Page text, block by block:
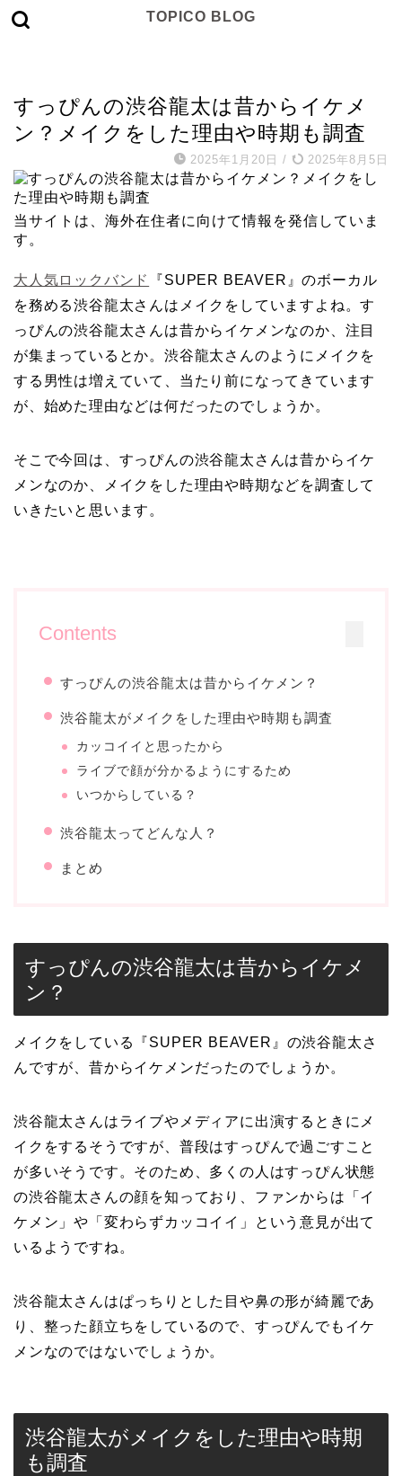
TOPICO BLOG
すっぴんの渋谷龍太は昔からイケメ
ン？メイクをした理由や時期も調査
2025年1月20日 / 2025年8月5日
当サイトは、海外在住者に向けて情報を発信していま
す。
大人気ロックバンド
『SUPER BEAVER』のボーカル
を務める渋谷龍太さんはメイクをしていますよね。す
っぴんの渋谷龍太さんは昔からイケメンなのか、注目
が集まっているとか。渋谷龍太さんのようにメイクを
する男性は増えていて、当たり前になってきています
が、始めた理由などは何だったのでしょうか。
そこで今回は、すっぴんの渋谷龍太さんは昔からイケ
メンなのか、メイクをした理由や時期などを調査して
いきたいと思います。
Contents
すっぴんの渋谷龍太は昔からイケメン？
渋谷龍太がメイクをした理由や時期も調査
カッコイイと思ったから
ライブで顔が分かるようにするため
いつからしている？
渋谷龍太ってどんな人？
まとめ
すっぴんの渋谷龍太は昔からイケメ
ン？
メイクをしている『SUPER BEAVER』の渋谷龍太さ
んですが、昔からイケメンだったのでしょうか。
渋谷龍太さんはライブやメディアに出演するときにメ
イクをするそうですが、普段はすっぴんで過ごすこと
が多いそうです。そのため、多くの人はすっぴん状態
の渋谷龍太さんの顔を知っており、ファンからは「イ
ケメン」や「変わらずカッコイイ」という意見が出て
いるようですね。
渋谷龍太さんはぱっちりとした目や鼻の形が綺麗であ
り、整った顔立ちをしているので、すっぴんでもイケ
メンなのではないでしょうか。
渋谷龍太がメイクをした理由や時期
も調査